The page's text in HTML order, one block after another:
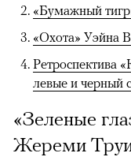
«Бумажный
«Охота» Уэйна
Ретроспектива
левые и черный
«Зеленые
Жереми